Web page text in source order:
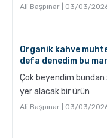
Hangi
Ali Başpınar | 03/03/
Organik kahve
defa denedim bu
Çok beyendim
yer alacak bir ürün
Ali Başpınar | 03/03/